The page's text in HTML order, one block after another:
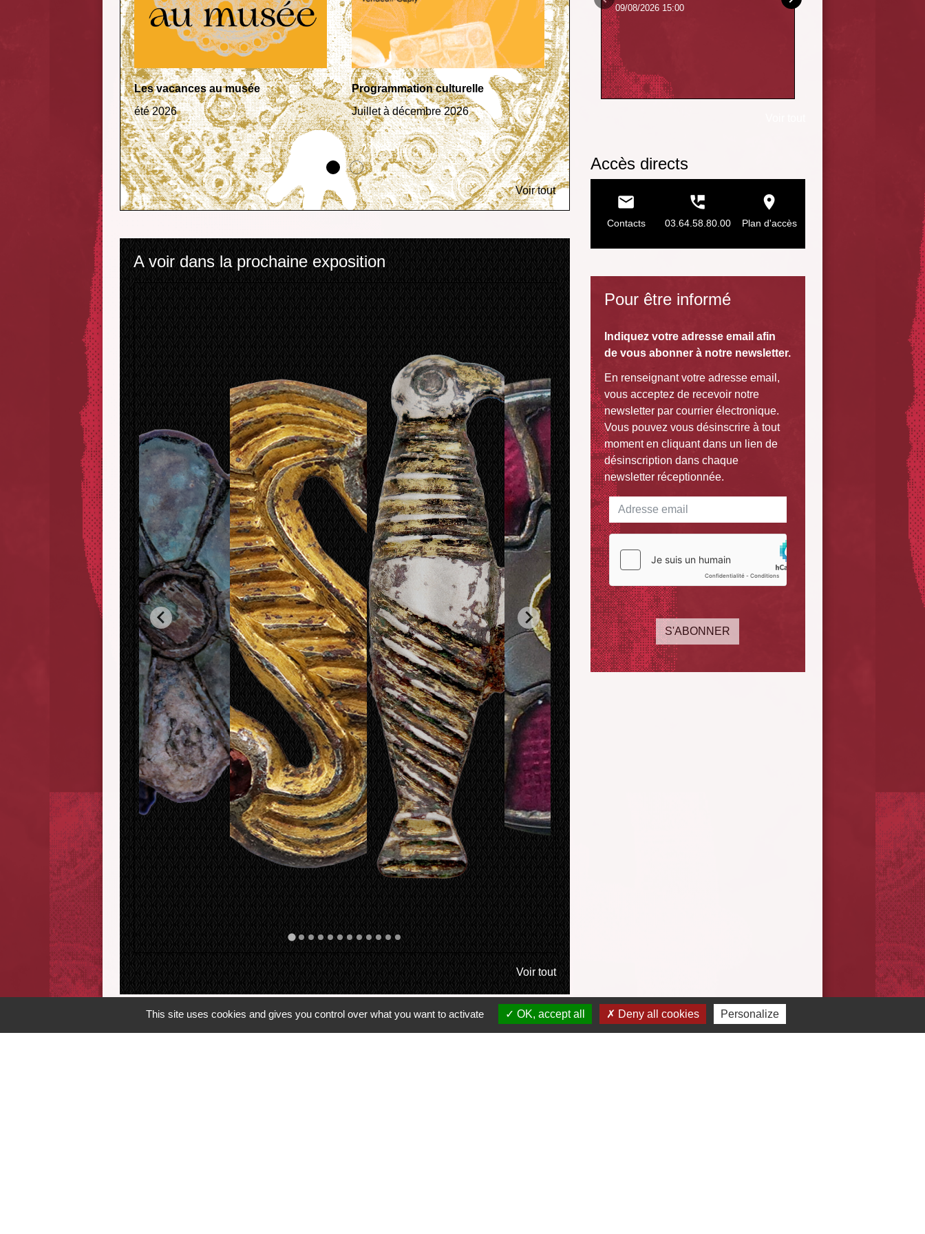
Les vacances au musée
été 2026
Programmation culturelle
Juillet à décembre 2026
Les collections voyagent !
La plaque de harnais de Paillart en
exposition au Danemark
pédagogiques 2025-2026
Voir tout
A voir dans la prochaine exposition
Voir tout
09/08/2026 15:00
Accès directs
email
Contacts
perm_phone_msg
03.64.58.80.00
room
Plan d'accès
Pour être informé
Indiquez votre adresse email afin
de vous abonner à notre newsletter.
En renseignant votre adresse email,
vous acceptez de recevoir notre
newsletter par courrier électronique.
Vous pouvez vous désinscrire à tout
moment en cliquant dans un lien de
désinscription dans chaque
newsletter réceptionnée.
S'ABONNER
This site uses cookies and gives you control over what you want to activate OK, accept all Deny all cookies Personalize